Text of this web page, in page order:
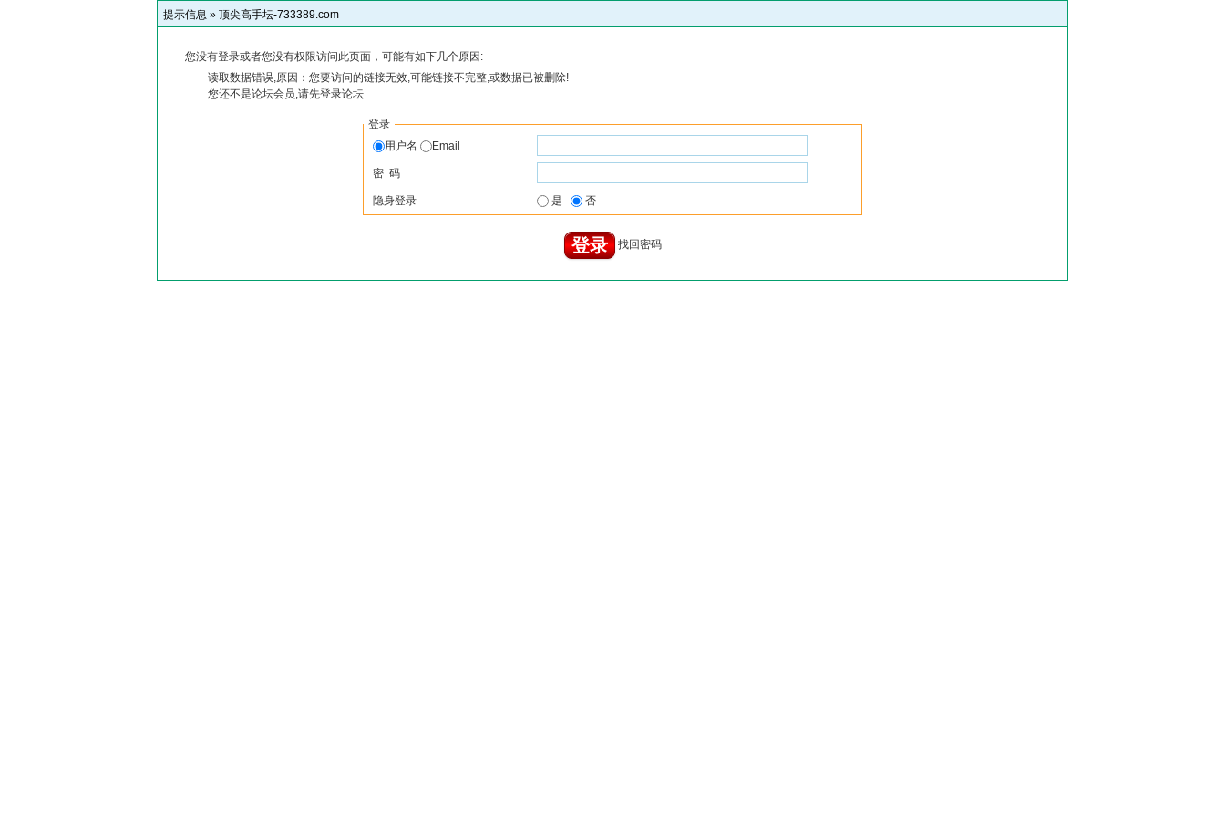
提示信息 » 顶尖高手坛-733389.com
您没有登录或者您没有权限访问此页面，可能有如下几个原因:
读取数据错误,原因：您要访问的链接无效,可能链接不完整,或数据已被删除!
您还不是论坛会员,请先登录论坛
登录
用户名
Email
密 码
隐身登录 是 否
找回密码